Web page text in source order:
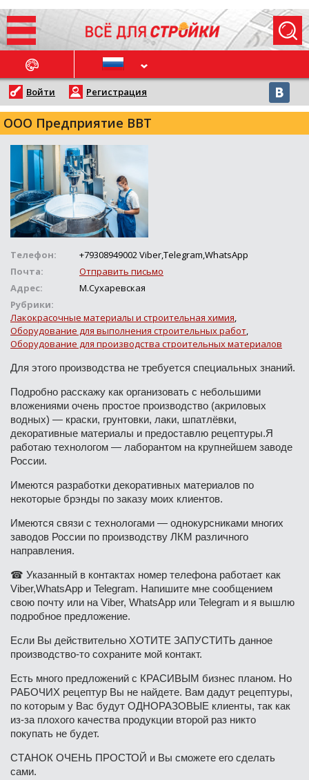
НОВОСТИ
Войти Регистрация
ООО Предприятие ВВТ
Телефон:
+79308949002 Viber,Telegram,WhatsApp
Почта:
Отправить письмо
Адрес:
М.Сухаревская
Рубрики:
Лакокрасочные материалы и строительная химия
Оборудование для выполнения строительных работ
Оборудование для производства строительных материалов
Для этого производства не требуется специальных знаний.
Подробно расскажу как организовать с небольшими
вложениями очень простое производство (акриловых
водных) — краски, грунтовки, лаки, шпатлёвки,
декоративные материалы и предоставлю рецептуры.Я
работаю технологом — лаборантом на крупнейшем заводе
России.
Имеются разработки декоративных материалов по
некоторые брэнды по заказу моих клиентов.
Имеются связи с технологами — однокурсниками многих
заводов России по производству ЛКМ различного
направления.
☎ Указанный в контактах номер телефона работает как
Viber,WhatsApp и Telegram. Напишите мне сообщением
свою почту или на Viber, WhatsApp или Telegram и я вышлю
подробное предложение.
Если Вы действительно ХОТИТЕ ЗАПУСТИТЬ данное
производство-то сохраните мой контакт.
Есть много предложений с КРАСИВЫМ бизнес планом. Но
РАБОЧИХ рецептур Вы не найдете. Вам дадут рецептуры,
по которым у Вас будут ОДНОРАЗОВЫЕ клиенты, так как
из-за плохого качества продукции второй раз никто
покупать не будет.
СТАНОК ОЧЕНЬ ПРОСТОЙ и Вы сможете его сделать
сами.